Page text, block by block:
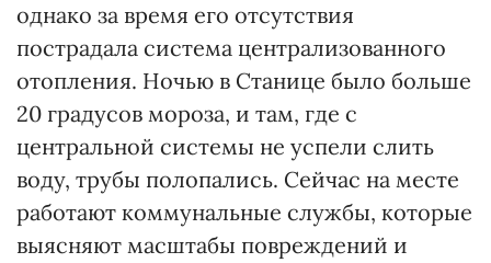
однако за время его отсутствия
пострадала система централизованного
отопления. Ночью в Станице было больше
20 градусов мороза, и там, где с
центральной системы не успели слить
воду, трубы полопались. Сейчас на месте
работают коммунальные службы, которые
выясняют масштабы повреждений и